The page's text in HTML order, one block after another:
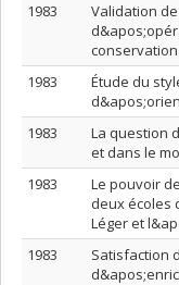
1983
Validation
conservation
1983
Étude du
1983
La question
et dans le
1983
Le pouvoir
deux écoles
Léger et
1983
Satisfaction